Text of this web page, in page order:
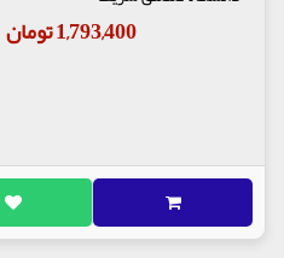
1,793,400 تومان